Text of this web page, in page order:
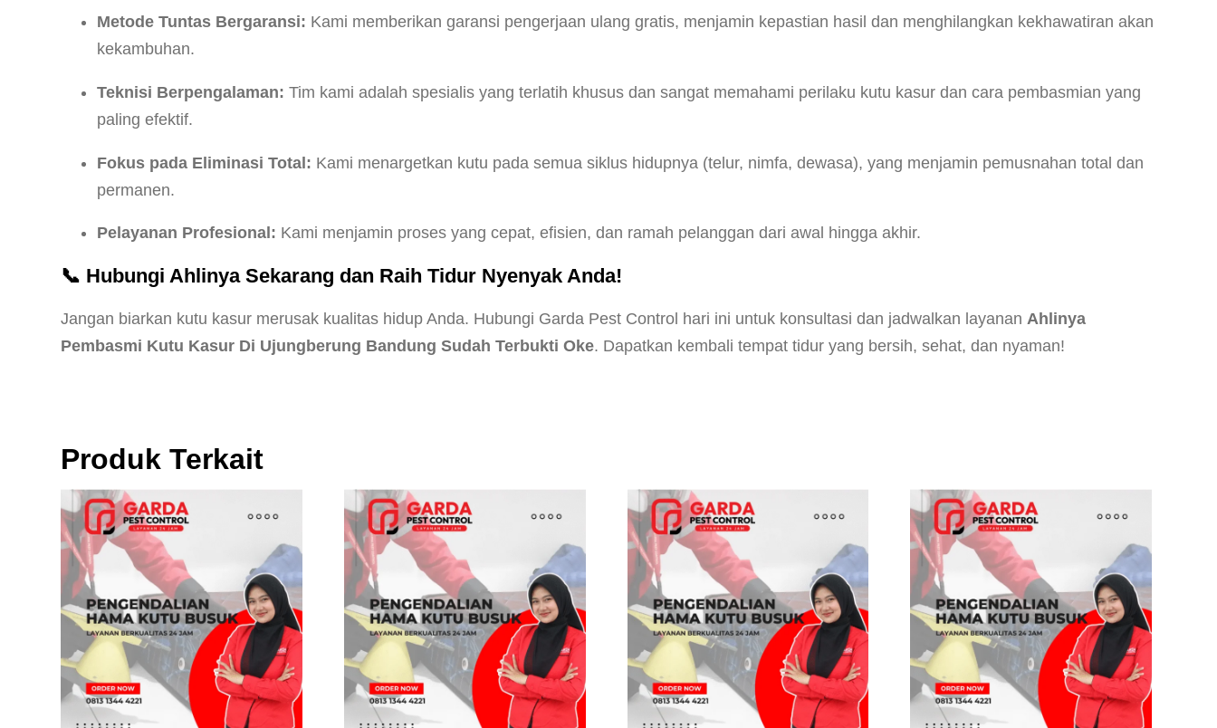
Metode Tuntas Bergaransi: Kami memberikan garansi pengerjaan ulang gratis, menjamin kepastian hasil dan menghilangkan kekhawatiran akan
kekambuhan.
Teknisi Berpengalaman: Tim kami adalah spesialis yang terlatih khusus dan sangat memahami perilaku kutu kasur dan cara pembasmian yang
paling efektif.
Fokus pada Eliminasi Total: Kami menargetkan kutu pada semua siklus hidupnya (telur, nimfa, dewasa), yang menjamin pemusnahan total dan
permanen.
Pelayanan Profesional: Kami menjamin proses yang cepat, efisien, dan ramah pelanggan dari awal hingga akhir.
📞 Hubungi Ahlinya Sekarang dan Raih Tidur Nyenyak Anda!
Jangan biarkan kutu kasur merusak kualitas hidup Anda. Hubungi Garda Pest Control hari ini untuk konsultasi dan jadwalkan layanan Ahlinya
Pembasmi Kutu Kasur Di Ujungberung Bandung Sudah Terbukti Oke. Dapatkan kembali tempat tidur yang bersih, sehat, dan nyaman!
Produk Terkait